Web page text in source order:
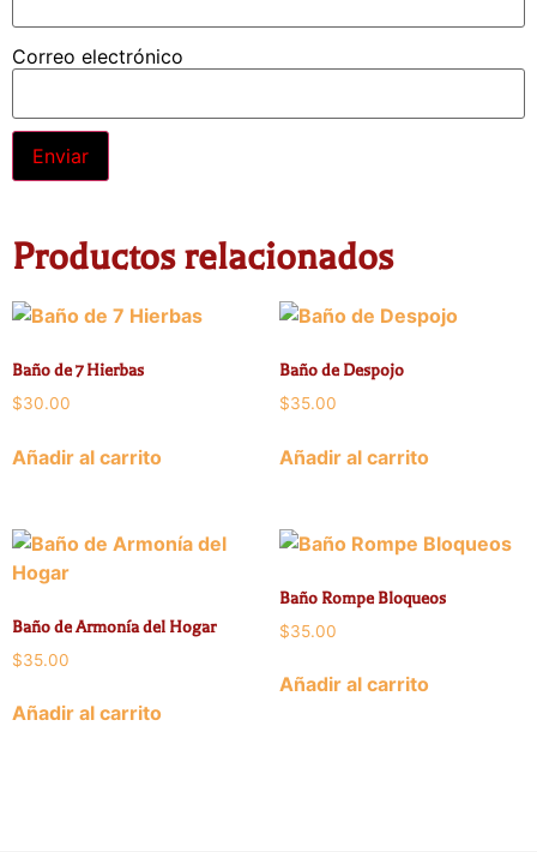
Correo electrónico
Productos relacionados
Baño de 7 Hierbas
$30.00
Añadir al carrito
Baño de Despojo
$35.00
Añadir al carrito
Baño de Armonía del Hogar
$35.00
Añadir al carrito
Baño Rompe Bloqueos
$35.00
Añadir al carrito